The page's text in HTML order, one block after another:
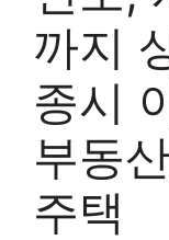
까지
종시
부동
주택